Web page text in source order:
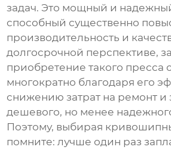
задач. Это мощный и
способный существенно
производительность и
долгосрочной перспективе,
приобретение такого пресса
многократно благодаря его
снижению затрат на ремонт и
дешевого, но менее
Поэтому, выбирая
помните: лучше один раз